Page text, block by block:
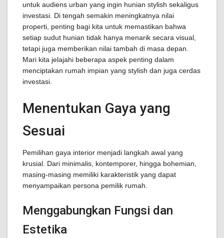
untuk audiens urban yang ingin hunian stylish sekaligus
investasi. Di tengah semakin meningkatnya nilai
properti, penting bagi kita untuk memastikan bahwa
setiap sudut hunian tidak hanya menarik secara visual,
tetapi juga memberikan nilai tambah di masa depan.
Mari kita jelajahi beberapa aspek penting dalam
menciptakan rumah impian yang stylish dan juga cerdas
investasi.
Menentukan Gaya yang
Sesuai
Pemilihan gaya interior menjadi langkah awal yang
krusial. Dari minimalis, kontemporer, hingga bohemian,
masing-masing memiliki karakteristik yang dapat
menyampaikan persona pemilik rumah.
Menggabungkan Fungsi dan
Estetika